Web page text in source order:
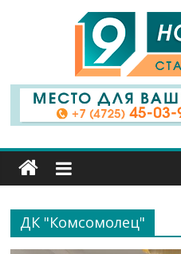
9
Канал
Старый
Оскол
ДК "Комсомолец"